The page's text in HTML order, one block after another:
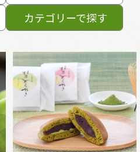
カテゴリーで探す